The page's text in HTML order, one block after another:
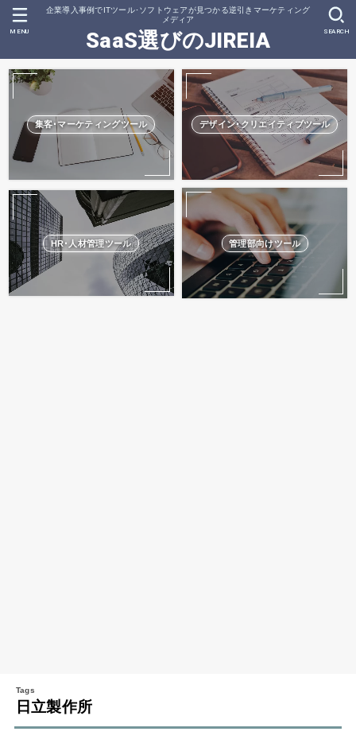
企業導入事例でITツール･ソフトウェアが見つかる逆引きマーケティング
メディア
SaaS選びのJIREIA SEARCH
MENU
集客･マーケティングツール デザイン･クリエイティブツール
HR･人材管理ツール 管理部向けツール
日立製作所